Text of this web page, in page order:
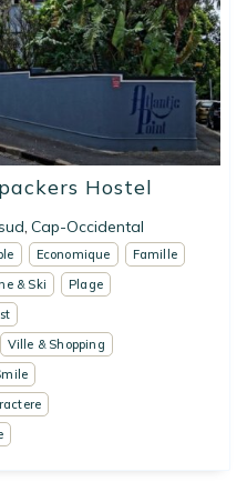
Hostel
Cap-Occidental
Economique
Famille
& Ski
Plage
Ville & Shopping